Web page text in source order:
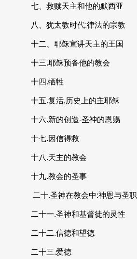
七、救赎天主和他的默西亚
八、犹太教时代:律法的宗教
十二、耶稣宣讲天主的王国
十三.耶稣预备他的教会
十四.牺牲
十五.复活,历史上的主耶稣
十六.新的创造-圣神的恩赐
十七.因信得救
十八.天主的教会
十九.教会的圣事
二十.圣神在教会中:神恩与圣职
二十一.圣神和基督徒的灵性
二十二.信德和望德
二十三.爱德